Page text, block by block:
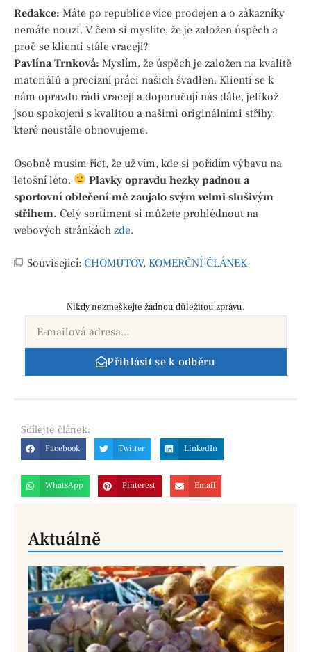
Redakce: Máte po republice více prodejen a o zákazníky
nemáte nouzi. V čem si myslíte, že je založen úspěch a
proč se klienti stále vracejí?
PavlínaTrnková: Myslím, že úspěch je založen na kvalitě
materiálů a precizní práci našich švadlen. Klienti se k
nám opravdu rádi vracejí a doporučují nás dále, jelikož
jsou spokojeni s kvalitou a našimi originálními střihy,
které neustále obnovujeme.
Osobně musím říct, že už vím, kde si pořídím výbavu na
letošní léto.
Plavky opravdu hezky padnou a
sportovní oblečení mě zaujalo svým velmi slušivým
střihem. Celý sortiment si můžete prohlédnout na
webových stránkách zde.
Související: CHOMUTOV, KOMERČNÍ ČLÁNEK
Nikdy nezmeškejte žádnou důležitou zprávu.
Přihlásit se k odběru
Sdílejte článek:
Facebook Twitter LinkedIn
WhatsApp Pinterest Email
Aktuálně